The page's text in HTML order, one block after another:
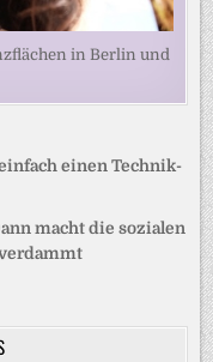
in Berlin und
einen Technik-
macht die sozialen